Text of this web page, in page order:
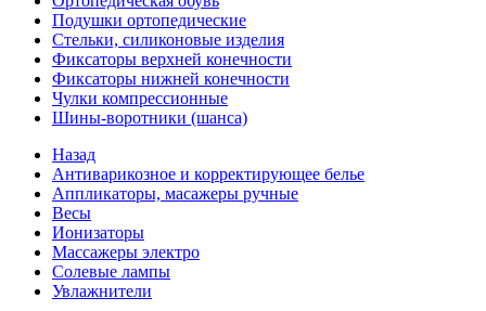
Подушки ортопедические
Стельки, силиконовые изделия
Фиксаторы верхней конечности
Фиксаторы нижней конечности
Чулки компрессионные
Шины-воротники (шанса)
Назад
Антиварикозное и корректирующее белье
Аппликаторы, масажеры ручные
Весы
Ионизаторы
Массажеры электро
Солевые лампы
Увлажнители